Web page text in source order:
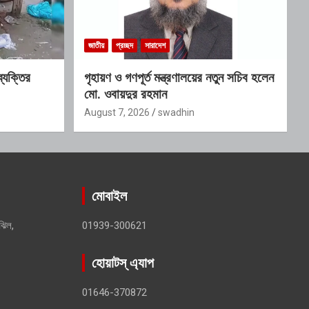
জাতীয় প্রচ্ছদ সারাদেশ
গৃহায়ণ ও গণপূর্ত মন্ত্রণালয়ের নতুন সচিব হলেন
মো. ওবায়দুর রহমান
August 7, 2026 swadhin
মোবাইল
01939-300621
হোয়াটস্ এ্যাপ
01646-370872